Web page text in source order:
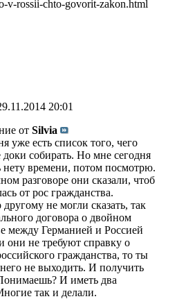
v-rossii-chto-govorit-zakon.html
20:01
от Silvia
уже есть список того, чего
доки собирать. Но мне сегодня
нету времени, потом посмотрю.
разговоре они сказали, чтоб
от рос гражданства.
не могли сказать, так
договора о двойном
между Германией и Россией
они не требуют справку о
гражданства, то ты
не выходить. И получить
И иметь два
так и делали.